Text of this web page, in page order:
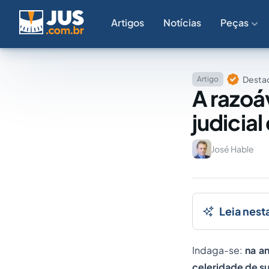
Artigos Notícias Peças
Artigo
A
judicial
José Hable
Leia
Indaga-se: na